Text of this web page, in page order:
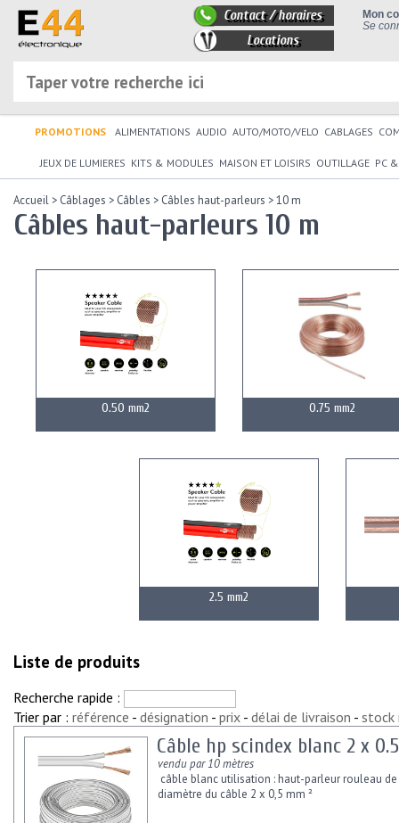
Mon
Se
Contact / horaires
Locations
PROMOTIONS ALIMENTATIONS AUDIO AUTO/MOTO/VELO CABLAGES
JEUX DE LUMIERES KITS & MODULES MAISON ET LOISIRS OUTILLAGE PC
Accueil > Câblages > Câbles > Câbles haut-parleurs >10 m
Câbles haut-parleurs 10 m
0.50 mm2 0.75 mm2
2.5 mm2
Liste de produits
Trier par : référence - désignation - prix - délai de livraison - stock
Recherche rapide :
Câble hp scindex blanc 2 x
vendu par 10 mètres
câble blanc utilisation : haut-parleur rouleau de
diamètre du câble 2 x 0,5 mm ²